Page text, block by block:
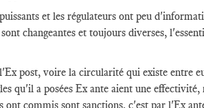
et les régulateurs ont peu
changeantes et toujours diverses,
post, voire la circularité qui existe entre
qu'il a posées Ex ante aient une
ont commis sont sanctions, c'est par l'Ex